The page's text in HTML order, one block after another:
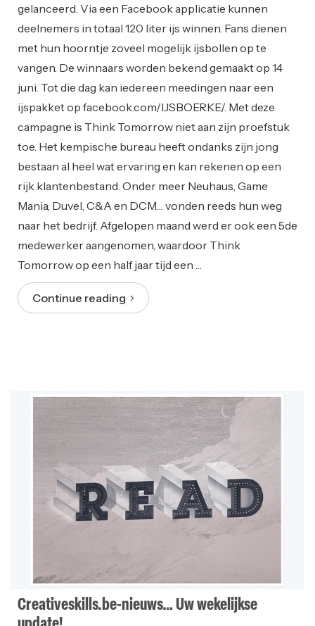
gelanceerd. Via een Facebook applicatie kunnen
deelnemers in totaal 120 liter ijs winnen. Fans dienen
met hun hoorntje zoveel mogelijk ijsbollen op te
vangen. De winnaars worden bekend gemaakt op 14
juni. Tot die dag kan iedereen meedingen naar een
ijspakket op facebook.com/IJSBOERKE/. Met deze
campagne is Think Tomorrow niet aan zijn proefstuk
toe. Het kempische bureau heeft ondanks zijn jong
bestaan al heel wat ervaring en kan rekenen op een
rijk klantenbestand. Onder meer Neuhaus, Game
Mania, Duvel, C&A en DCM… vonden reeds hun weg
naar het bedrijf. Afgelopen maand werd er ook een 5de
medewerker aangenomen, waardoor Think
Tomorrow op een half jaar tijd een …
Continue reading
Creativeskills.be-nieuws… Uw wekelijkse